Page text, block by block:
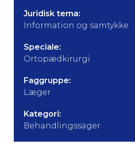
Juridisk tema:
Information og samtykke
Speciale:
Ortopædkirurgi
Faggruppe:
Læger
Kategori:
Behandlingssager